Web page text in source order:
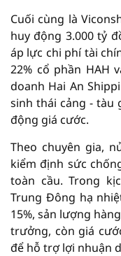
Cuối cùng là
huy động 3.000 tỷ
áp lực chi phí tài
22% cổ phần HAH
doanh Hai An
sinh thái cảng - tàu
động giá cước.
Theo chuyên gia,
kiểm định sức
toàn cầu. Trong
Trung Đông hạ
15%, sản lượng
trưởng, còn giá
để hỗ trợ lợi nhuận